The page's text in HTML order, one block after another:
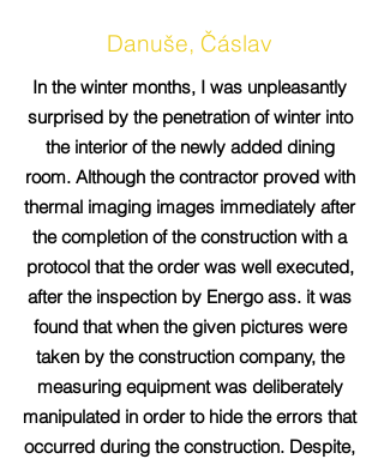
Danuše, Čáslav
In the winter months, I was unpleasantly
surprised by the penetration of winter into
the interior of the newly added dining
room. Although the contractor proved with
thermal imaging images immediately after
the completion of the construction with a
protocol that the order was well executed,
after the inspection by Energo ass. it was
found that when the given pictures were
taken by the construction company, the
measuring equipment was deliberately
manipulated in order to hide the errors that
occurred during the construction. Despite,